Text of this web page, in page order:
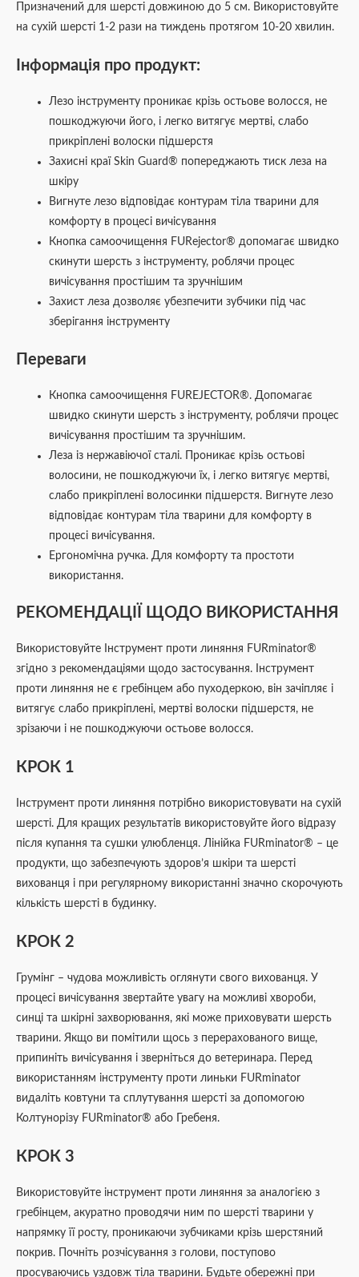
Призначений для шерсті довжиною до 5 см. Використовуйте
на сухій шерсті 1-2 рази на тиждень протягом 10-20 хвилин.
Інформація про продукт:
Лезо інструменту проникає крізь остьове волосся, не
пошкоджуючи його, і легко витягує мертві, слабо
прикріплені волоски підшерстя
Захисні краї Skin Guard® попереджають тиск леза на
шкіру
Вигнуте лезо відповідає контурам тіла тварини для
комфорту в процесі вичісування
Кнопка самоочищення FURejector® допомагає швидко
скинути шерсть з інструменту, роблячи процес
вичісування простішим та зручнішим
Захист леза дозволяє убезпечити зубчики під час
зберігання інструменту
Переваги
Кнопка самоочищення FUREJECTOR®. Допомагає
швидко скинути шерсть з інструменту, роблячи процес
вичісування простішим та зручнішим.
Леза із нержавіючої сталі. Проникає крізь остьові
волосини, не пошкоджуючи їх, і легко витягує мертві,
слабо прикріплені волосинки підшерстя. Вигнуте лезо
відповідає контурам тіла тварини для комфорту в
процесі вичісування.
Ергономічна ручка. Для комфорту та простоти
використання.
РЕКОМЕНДАЦІЇ ЩОДО ВИКОРИСТАННЯ
Використовуйте Інструмент проти линяння FURminator®
згідно з рекомендаціями щодо застосування. Інструмент
проти линяння не є гребінцем або пуходеркою, він зачіпляє і
витягує слабо прикріплені, мертві волоски підшерстя, не
зрізаючи і не пошкоджуючи остьове волосся.
КРОК 1
Інструмент проти линяння потрібно використовувати на сухій
шерсті. Для кращих результатів використовуйте його відразу
після купання та сушки улюбленця. Лінійка FURminator® – це
продукти, що забезпечують здоров’я шкіри та шерсті
вихованця і при регулярному використанні значно скорочують
кількість шерсті в будинку.
КРОК 2
Грумінг – чудова можливість оглянути свого вихованця. У
процесі вичісування звертайте увагу на можливі хвороби,
синці та шкірні захворювання, які може приховувати шерсть
тварини. Якщо ви помітили щось з перерахованого вище,
припиніть вичісування і зверніться до ветеринара. Перед
використанням інструменту проти линьки FURminator
видаліть ковтуни та сплутування шерсті за допомогою
Колтунорізу FURminator® або Гребеня.
КРОК 3
Використовуйте інструмент проти линяння за аналогією з
гребінцем, акуратно проводячи ним по шерсті тварини у
напрямку її росту, проникаючи зубчиками крізь шерстяний
покрив. Почніть розчісування з голови, поступово
просуваючись уздовж тіла тварини. Будьте обережні при